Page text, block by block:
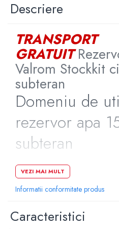
Descriere
TRANSPORT
GRATUIT
Valrom Stockkit
subteran
Domeniu de
rezervor apa
subteran
stocarea apa, apa pluviala sau
Avantaje si
apa 1500 litri
VEZI MAI MULT
Informatii conformitate produs
Caracteristici